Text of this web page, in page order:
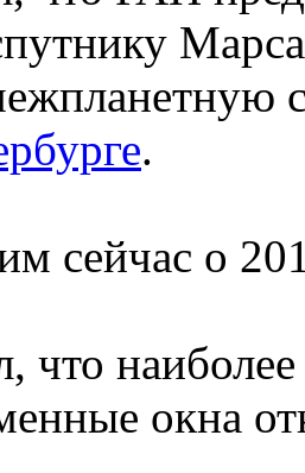
.
сейчас о
что
окна